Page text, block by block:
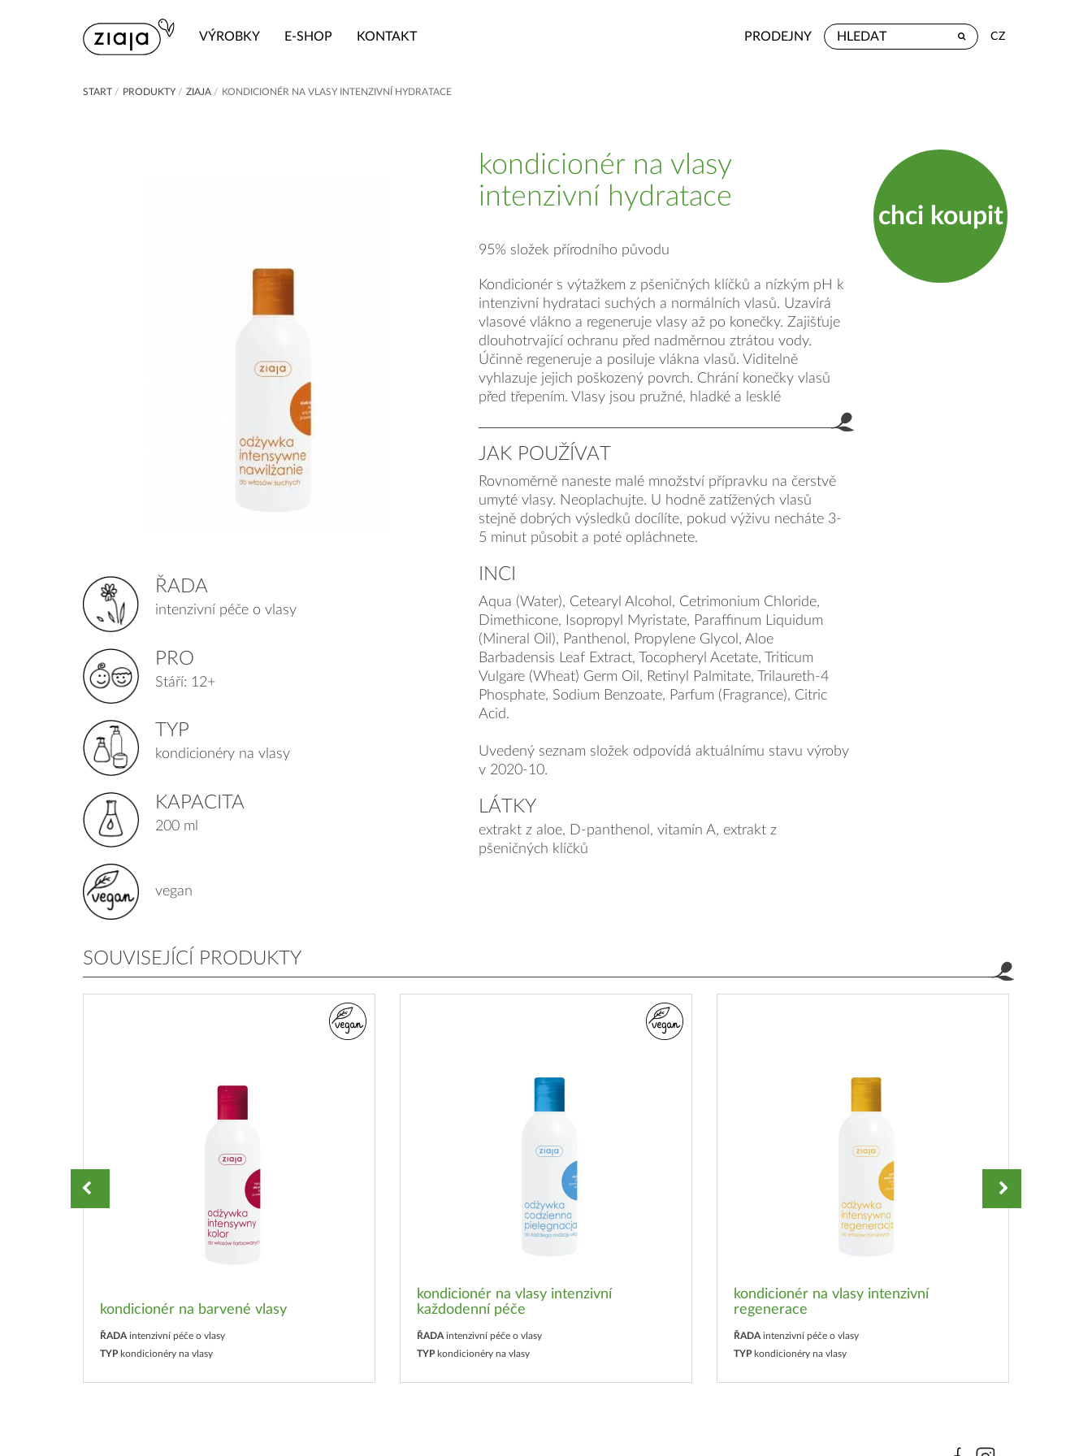
VÝROBKY E-SHOP KONTAKT PRODEJNY CZ
START / PRODUKTY / ZIAJA / KONDICIONÉR NA VLASY INTENZIVNÍ HYDRATACE
ŘADA
intenzivní péče o vlasy
PRO
Stáří: 12+
TYP
kondicionéry na vlasy
KAPACITA
200 ml
vegan
kondicionér na vlasy
intenzivní hydratace
95% složek přírodního původu
Kondicionér s výtažkem z pšeničných klíčků a nízkým pH k
intenzivní hydrataci suchých a normálních vlasů. Uzavírá
vlasové vlákno a regeneruje vlasy až po konečky. Zajišťuje
dlouhotrvající ochranu před nadměrnou ztrátou vody.
Účinně regeneruje a posiluje vlákna vlasů. Viditelně
vyhlazuje jejich poškozený povrch. Chrání konečky vlasů
před třepením. Vlasy jsou pružné, hladké a lesklé
JAK POUŽÍVAT
Rovnoměrně naneste malé množství přípravku na čerstvě
umyté vlasy. Neoplachujte. U hodně zatížených vlasů
stejně dobrých výsledků docílíte, pokud výživu necháte 3-
5 minut působit a poté opláchnete.
INCI
Aqua (Water), Cetearyl Alcohol, Cetrimonium Chloride,
Dimethicone, Isopropyl Myristate, Paraffinum Liquidum
(Mineral Oil), Panthenol, Propylene Glycol, Aloe
Barbadensis Leaf Extract, Tocopheryl Acetate, Triticum
Vulgare (Wheat) Germ Oil, Retinyl Palmitate, Trilaureth-4
Phosphate, Sodium Benzoate, Parfum (Fragrance), Citric
Acid.
Uvedený seznam složek odpovídá aktuálnímu stavu výroby
v 2020-10.
LÁTKY
extrakt z aloe, D-panthenol, vitamín A, extrakt z
pšeničných klíčků
chci koupit
SOUVISEJÍCÍ PRODUKTY
kondicionér na barvené vlasy
ŘADA intenzivní péče o vlasy
TYP kondicionéry na vlasy
kondicionér na vlasy intenzivní
každodenní péče
ŘADA intenzivní péče o vlasy
TYP kondicionéry na vlasy
kondicionér na vlasy intenzivní
regenerace
ŘADA intenzivní péče o vlasy
TYP kondicionéry na vlasy